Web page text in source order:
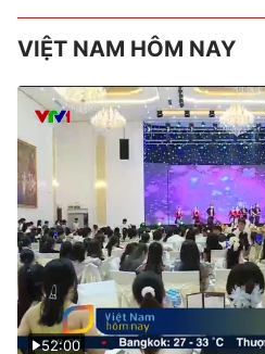
VIỆT NAM HÔM NAY
52:00